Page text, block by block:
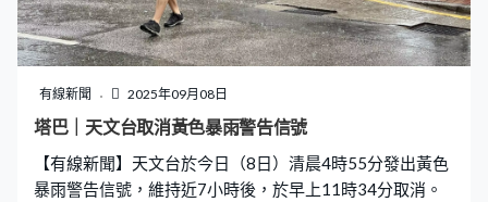
遊香港」。 值得留意的是，六百元旅費包括整趟行程，僅
他由湖南衡陽往深圳的硬座車票已花費104元，加上港澳
通續簽、數據卡等必要開支，未踏足香港已餘下不足500
元，再搭東鐵綫轉巴士入市區，餘下只有393.4元。他行程
首站就是在旺角街頭「醫肚」，花20元吃了「龍津」的魚
蛋撈麵，「說實話，也太迷你了吧，感覺兩口就可以吃完
了」，再花8.2元買了杯內地賣¥4的蜜雪檸檬水，「感覺被
香港蜜雪背刺了」。 住宿重
有線新聞 2025年09月08日
塔巴｜天文台取消黃色暴雨警告信號
【有線新聞】天文台於今日（8日）清晨4時55分發出黃色
暴雨警告信號，維持近7小時後，於早上11時34分取消。